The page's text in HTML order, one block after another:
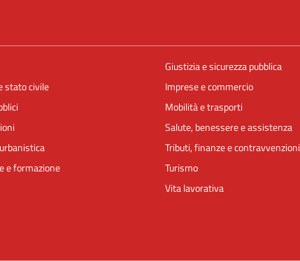
stato civile
e formazione
Giustizia e sicurezza pubblica
Imprese e commercio
Mobilità e trasporti
Salute, benessere e assistenza
Tributi, finanze e contravvenzioni
Turismo
Vita lavorativa